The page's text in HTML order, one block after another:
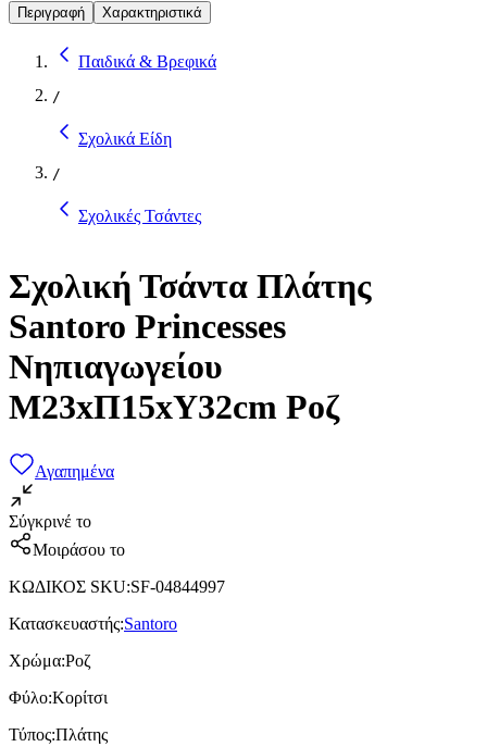
Περιγραφή Χαρακτηριστικά
Παιδικά & Βρεφικά
/
Σχολικά Είδη
/
Σχολικές Τσάντες
Σχολική Τσάντα Πλάτης
Santoro Princesses
Νηπιαγωγείου
Μ23xΠ15xΥ32cm Ροζ
Αγαπημένα
Σύγκρινέ το
Μοιράσου το
ΚΩΔΙΚΟΣ SKU:SF-04844997
Κατασκευαστής:Santoro
Χρώμα:Ροζ
Φύλο:Κορίτσι
Τύπος:Πλάτης